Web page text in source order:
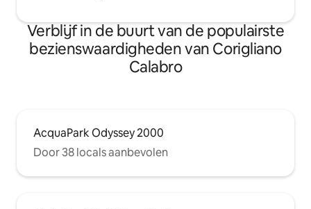
Verblijf in de buurt van de populairste
bezienswaardigheden van Corigliano
Calabro
AcquaPark Odyssey 2000
Door 38 locals aanbevolen